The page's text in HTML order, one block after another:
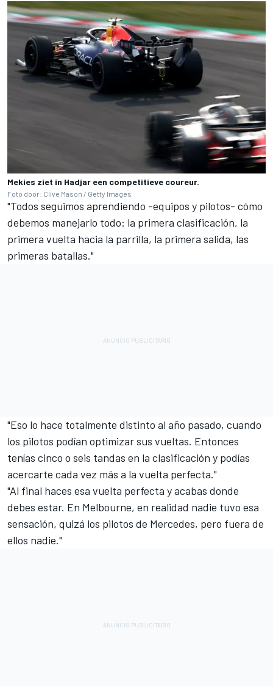
Mekies ziet in Hadjar een competitieve coureur.
Foto door: Clive Mason / Getty Images
"Todos seguimos aprendiendo -equipos y pilotos- cómo
debemos manejarlo todo: la primera clasificación, la
primera vuelta hacia la parrilla, la primera salida, las
primeras batallas."
"Eso lo hace totalmente distinto al año pasado, cuando
los pilotos podían optimizar sus vueltas. Entonces
tenías cinco o seis tandas en la clasificación y podías
acercarte cada vez más a la vuelta perfecta."
"Al final haces esa vuelta perfecta y acabas donde
debes estar. En Melbourne, en realidad nadie tuvo esa
sensación, quizá los pilotos de Mercedes, pero fuera de
ellos nadie."